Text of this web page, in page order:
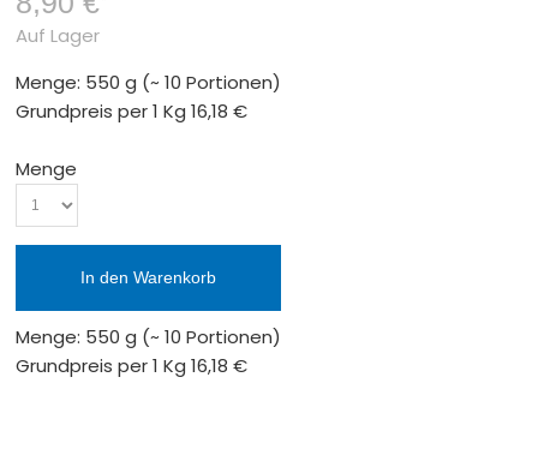
Auf Lager
Menge: 550 g (~ 10 Portionen)
Grundpreis per 1 Kg16,18 €
Menge
In den Warenkorb
Menge: 550 g (~ 10 Portionen)
Grundpreis per 1 Kg16,18 €